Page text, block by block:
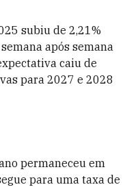
subiu de 2,21%
após semana
caiu de
para 2027 e 2028
permaneceu em
para uma taxa de